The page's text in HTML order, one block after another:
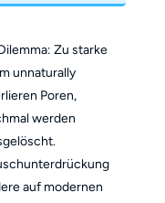
Zu starke
unnaturally
Poren,
werden
auf modernen